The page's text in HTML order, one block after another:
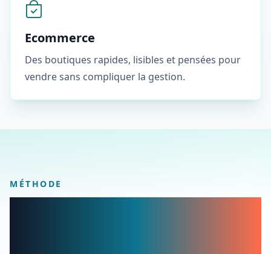
Ecommerce
Des boutiques rapides, lisibles et pensées pour
vendre sans compliquer la gestion.
MÉTHODE